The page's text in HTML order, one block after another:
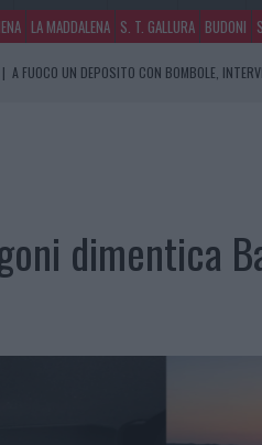
LA MADDALENA S. T. GALLURA BUDONI
| A FUOCO UN DEPOSITO CON BOMBOLE,
dimentica